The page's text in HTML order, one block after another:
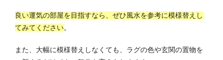
良い運気の部屋を目指すなら、ぜひ風水を参考に模様替えし
てみてください。
また、大幅に模様替えしなくても、ラグの色や玄関の置物を